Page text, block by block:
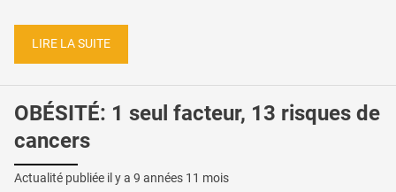
LIRE LA SUITE
OBÉSITÉ: 1 seul facteur, 13 risques de
cancers
Actualité publiée il y a 9 années 11 mois